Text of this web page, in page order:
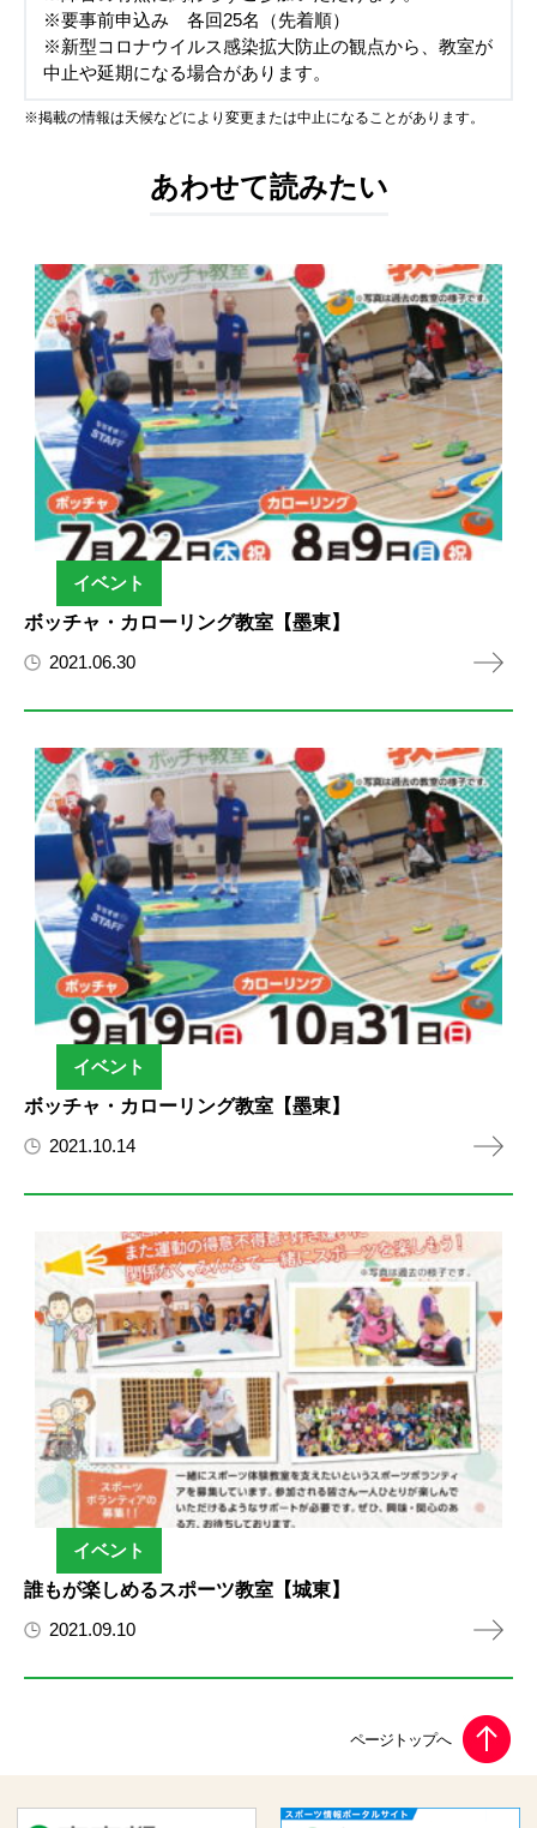
※要事前申込み 各回25名（先着順）
※新型コロナウイルス感染拡大防止の観点から、教室が
中止や延期になる場合があります。
※掲載の情報は天候などにより変更または中止になることがあります。
あわせて読みたい
イベント
ボッチャ・カローリング教室【墨東】
2021.06.30
イベント
ボッチャ・カローリング教室【墨東】
2021.10.14
イベント
誰もが楽しめるスポーツ教室【城東】
2021.09.10